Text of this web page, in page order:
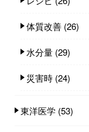
体質改善 (26)
水分量 (29)
災害時 (24)
東洋医学 (53)